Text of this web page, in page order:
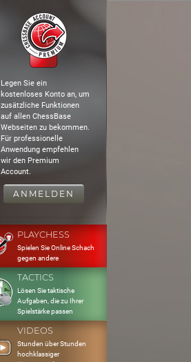
Legen Sie ein
kostenloses Konto an, um
zusätzliche Funktionen
auf allen ChessBase
Webseiten zu bekommen.
Für professionelle
Anwendung empfehlen
wir den Premium
Account.
ANMELDEN
PLAYCHESS
Spielen Sie Online Schach
gegen andere
TACTICS
Lösen Sie taktische
Aufgaben, die zu Ihrer
Spielstärke passen
VIDEOS
Stunden über Stunden
hochklassiger